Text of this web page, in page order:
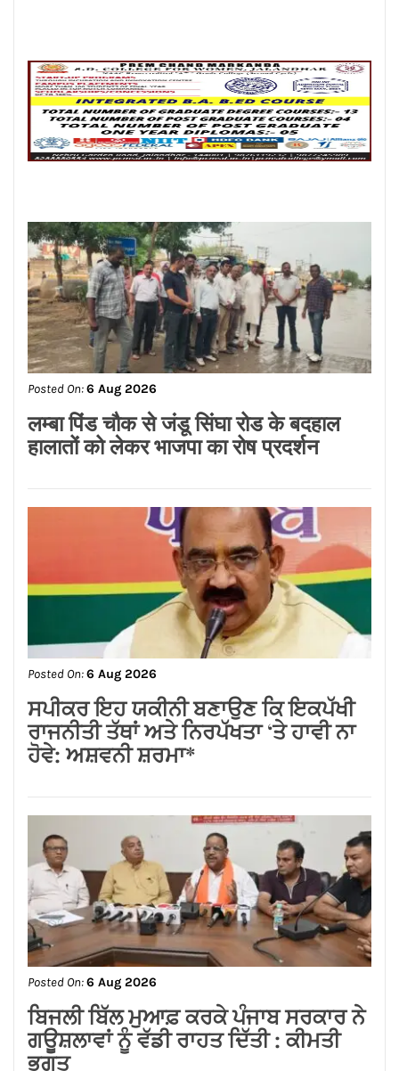
लम्बा पिंड चौक से जंडू सिंघा रोड के बदहाल
हालातों को लेकर भाजपा का रोष प्रदर्शन
ਸਪੀਕਰ ਇਹ ਯਕੀਨੀ ਬਣਾਉਣ ਕਿ ਇਕਪੱਖੀ
ਰਾਜਨੀਤੀ ਤੱਥਾਂ ਅਤੇ ਨਿਰਪੱਖਤਾ ‘ਤੇ ਹਾਵੀ ਨਾ
ਹੋਵੇ: ਅਸ਼ਵਨੀ ਸ਼ਰਮਾ*
ਬਿਜਲੀ ਬਿੱਲ ਮੁਆਫ਼ ਕਰਕੇ ਪੰਜਾਬ ਸਰਕਾਰ ਨੇ
ਗਊਸ਼ਲਾਵਾਂ ਨੂੰ ਵੱਡੀ ਰਾਹਤ ਦਿੱਤੀ : ਕੀਮਤੀ
ਭਗਤ